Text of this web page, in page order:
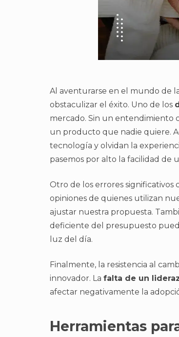
Al aventurarse en el mundo de
obstaculizar el éxito. Uno de los
mercado. Sin un entendimiento
un producto que nadie quiere.
tecnología y olvidan la
pasemos por alto la facilidad de
Otro de los errores significativos
opiniones de quienes utilizan
ajustar nuestra propuesta.
deficiente del presupuesto
luz del día.
Finalmente, la resistencia al
innovador. La falta de un
afectar negativamente la
Herramientas